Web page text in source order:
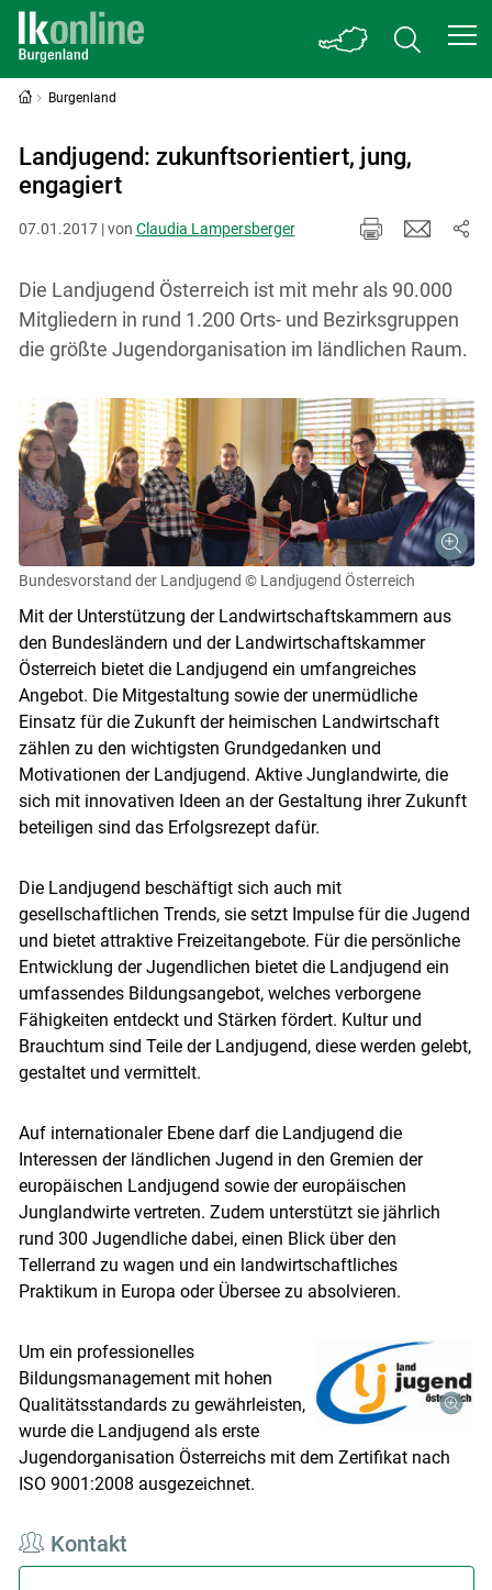
Skip to main content
Burgenland
Landjugend: zukunftsorientiert, jung,
engagiert
07.01.2017 | von Claudia Lampersberger
Die Landjugend Österreich ist mit mehr als 90.000
Mitgliedern in rund 1.200 Orts- und Bezirksgruppen
die größte Jugendorganisation im ländlichen Raum.
Bundesvorstand der Landjugend © Landjugend Österreich
Mit der Unterstützung der Landwirtschaftskammern aus
den Bundesländern und der Landwirtschaftskammer
Österreich bietet die Landjugend ein umfangreiches
Angebot. Die Mitgestaltung sowie der unermüdliche
Einsatz für die Zukunft der heimischen Landwirtschaft
zählen zu den wichtigsten Grundgedanken und
Motivationen der Landjugend. Aktive Junglandwirte, die
sich mit innovativen Ideen an der Gestaltung ihrer Zukunft
beteiligen sind das Erfolgsrezept dafür.
Die Landjugend beschäftigt sich auch mit
gesellschaftlichen Trends, sie setzt Impulse für die Jugend
und bietet attraktive Freizeitangebote. Für die persönliche
Entwicklung der Jugendlichen bietet die Landjugend ein
umfassendes Bildungsangebot, welches verborgene
Fähigkeiten entdeckt und Stärken fördert. Kultur und
Brauchtum sind Teile der Landjugend, diese werden gelebt,
gestaltet und vermittelt.
Auf internationaler Ebene darf die Landjugend die
Interessen der ländlichen Jugend in den Gremien der
europäischen Landjugend sowie der europäischen
Junglandwirte vertreten. Zudem unterstützt sie jährlich
rund 300 Jugendliche dabei, einen Blick über den
Tellerrand zu wagen und ein landwirtschaftliches
Praktikum in Europa oder Übersee zu absolvieren.
Um ein professionelles
Bildungsmanagement mit hohen
Qualitätsstandards zu gewährleisten,
wurde die Landjugend als erste
Jugendorganisation Österreichs mit dem Zertifikat nach
ISO 9001:2008 ausgezeichnet.
Kontakt